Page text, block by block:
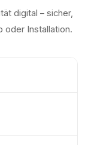
digital – sicher,
oder Installation.